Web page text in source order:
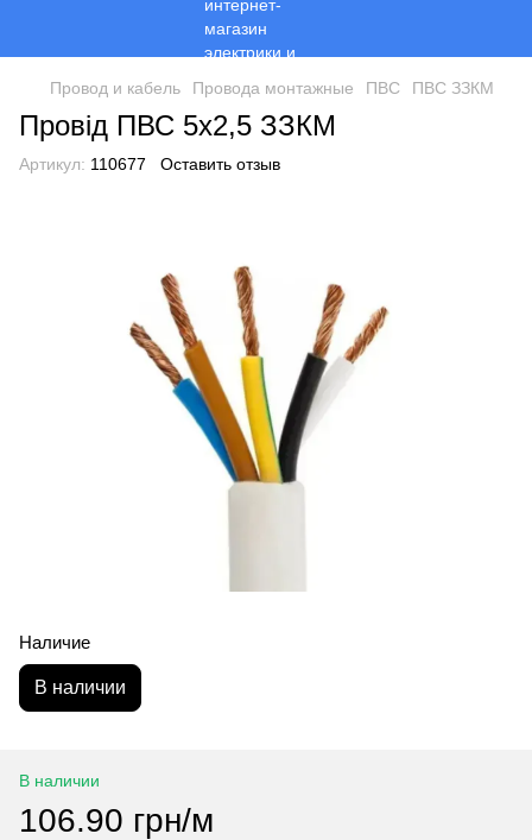
Провод и кабель Провода монтажные ПВС ПВС ЗЗКМ
Провід ПВС 5х2,5 ЗЗКМ
Артикул: 110677 Оставить отзыв
Наличие
В наличии
В наличии
106.90 грн/м